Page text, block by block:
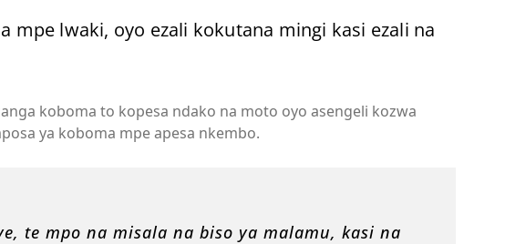
mpe lwaki, oyo ezali kokutana mingi kasi ezali na
koboma to kopesa ndako na moto oyo asengeli kozwa
ya koboma mpe apesa nkembo.
te mpo na misala na biso ya malamu, kasi na